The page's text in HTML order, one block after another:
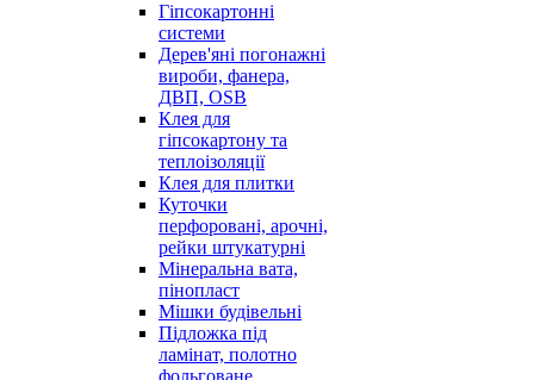
Гіпсокартонні
системи
Дерев'яні погонажні
вироби, фанера,
ДВП, OSB
Клея для
гіпсокартону та
теплоізоляції
Клея для плитки
Куточки
перфоровані, арочні,
рейки штукатурні
Мінеральна вата,
пінопласт
Мішки будівельні
Підложка під
ламінат, полотно
фольговане